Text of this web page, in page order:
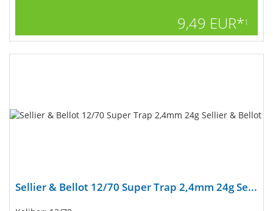
9,49 EUR*1
Sellier & Bellot 12/70 Super Trap 2,4mm 24g Se...